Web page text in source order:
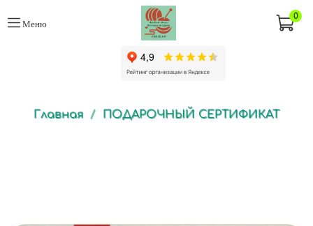
Меню
0
Главная ПОДАРОЧНЫЙ СЕРТИФИКАТ